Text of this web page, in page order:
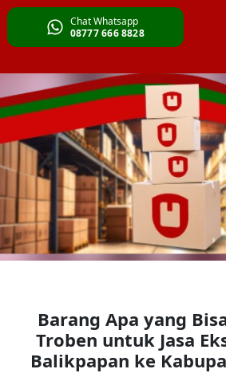
Chat Whatsapp
08777 666 8828
Barang Apa yang
Troben untuk Jasa
Balikpapan ke